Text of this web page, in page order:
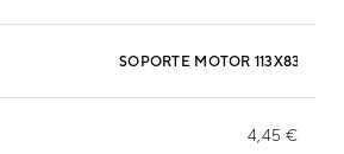
SOPORTE MOTOR 113X83X60
4,45 €